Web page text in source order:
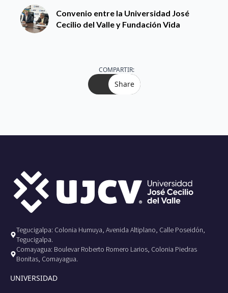
Convenio entre la Universidad José
Cecilio del Valle y Fundación Vida
COMPARTIR:
Share
Tegucigalpa: Colonia Humuya, Avenida Altiplano, Calle Poseidón,
Tegucigalpa.
Comayagua: Boulevar Roberto Romero Larios, Colonia Piedras
Bonitas, Comayagua.
UNIVERSIDAD